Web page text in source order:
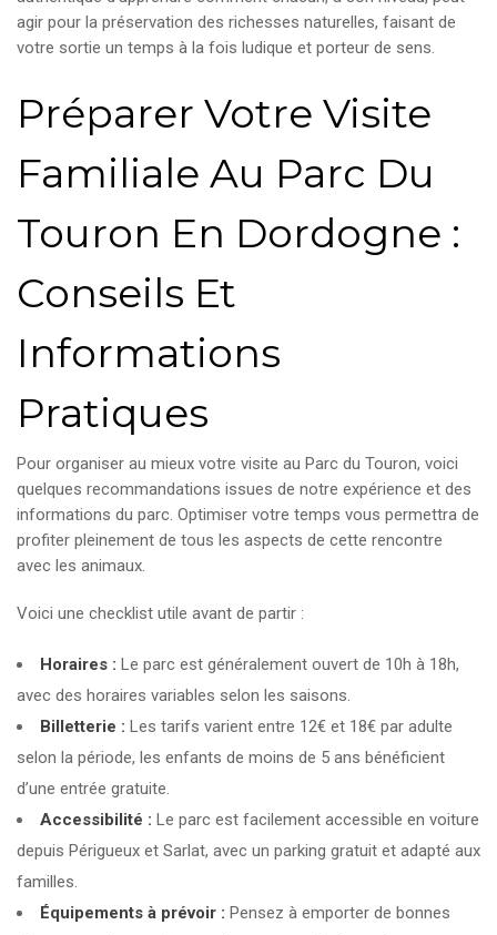
agir pour la préservation des richesses naturelles, faisant de
votre sortie un temps à la fois ludique et porteur de sens.
Préparer Votre Visite
Familiale Au Parc Du
Touron En Dordogne :
Conseils Et
Informations
Pratiques
Pour organiser au mieux votre visite au Parc du Touron, voici
quelques recommandations issues de notre expérience et des
informations du parc. Optimiser votre temps vous permettra de
profiter pleinement de tous les aspects de cette rencontre
avec les animaux.
Voici une checklist utile avant de partir :
Horaires : Le parc est généralement ouvert de 10h à 18h,
avec des horaires variables selon les saisons.
Billetterie : Les tarifs varient entre 12€ et 18€ par adulte
selon la période, les enfants de moins de 5 ans bénéficient
d’une entrée gratuite.
Accessibilité : Le parc est facilement accessible en voiture
depuis Périgueux et Sarlat, avec un parking gratuit et adapté aux
familles.
Équipements à prévoir : Pensez à emporter de bonnes